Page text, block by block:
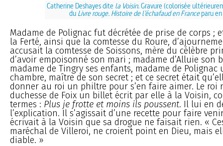
Catherine Deshayes dite la Voisin. Gravure (colorisée
du Livre rouge. Histoire de l’échafaud en Franceparu
Madame de Polignac fut décrétée de prise de corps ;
la Ferté, ainsi que la comtesse du Roure,
accusait la comtesse de Soissons, mère du célèbre
d’avoir empoisonné son mari ; madame d’Alluie son
madame de Tingry ses enfants, madame de Polignac
chambre, maître de son secret ; et ce secret était
donner au roi un philtre pour s’en faire aimer. Le roi
duchesse de Foix un billet écrit par elle à la Voisin,
termes : Plus je frotte et moins ils poussent. Il lui en
l’explication. Il s’agissait d’une recette pour faire
écrivait à la Voisin que sa drogue ne faisait rien. «
maréchal de Villeroi, ne croient point en Dieu, mais
diable. »